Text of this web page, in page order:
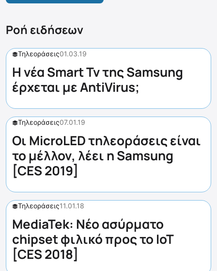
Ροή ειδήσεων
Τηλεοράσεις01.03.19
Η νέα Smart Tv της Samsung
έρχεται με AntiVirus;
Τηλεοράσεις07.01.19
Οι MicroLED τηλεοράσεις είναι
το μέλλον, λέει η Samsung
[CES 2019]
Τηλεοράσεις11.01.18
MediaTek: Νέο ασύρματο
chipset φιλικό προς το IoT
[CES 2018]